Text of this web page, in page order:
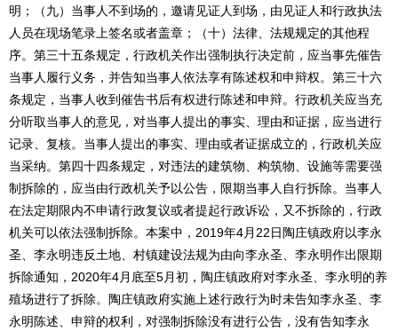
明；（九）当事人不到场的，邀请见证人到场，由见证人和行政执法
人员在现场笔录上签名或者盖章；（十）法律、法规规定的其他程
序。第三十五条规定，行政机关作出强制执行决定前，应当事先催告
当事人履行义务，并告知当事人依法享有陈述权和申辩权。第三十六
条规定，当事人收到催告书后有权进行陈述和申辩。行政机关应当充
分听取当事人的意见，对当事人提出的事实、理由和证据，应当进行
记录、复核。当事人提出的事实、理由或者证据成立的，行政机关应
当采纳。第四十四条规定，对违法的建筑物、构筑物、设施等需要强
制拆除的，应当由行政机关予以公告，限期当事人自行拆除。当事人
在法定期限内不申请行政复议或者提起行政诉讼，又不拆除的，行政
机关可以依法强制拆除。本案中，2019年4月22日陶庄镇政府以李永
圣、李永明违反土地、村镇建设法规为由向李永圣、李永明作出限期
拆除通知，2020年4月底至5月初，陶庄镇政府对李永圣、李永明的养
殖场进行了拆除。陶庄镇政府实施上述行政行为时未告知李永圣、李
永明陈述、申辩的权利，对强制拆除没有进行公告，没有告知李永